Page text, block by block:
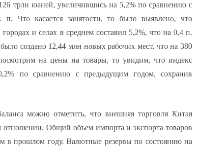
трлн юаней, увеличившись на 5,2% по сравнению с
Что касается занятости, то было выявлено, что
и селах в среднем составил 5,2%, что на 0,4 п.
создано 12,44 млн новых рабочих мест, что на 380
на цены на товары, то увидим, что индекс
по сравнению с предыдущим годом, сохранив
можно отметить, что внешняя торговля Китая
отношении. Общий объем импорта и экспорта товаров
в прошлом году. Валютные резервы по состоянию на